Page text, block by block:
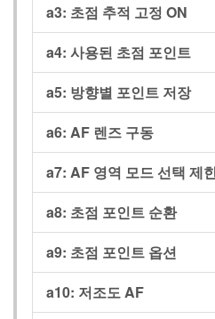
a3: 초점 추적 고정 ON
a4: 사용된 초점 포인트
a5: 방향별 포인트 저장
a6: AF 렌즈 구동
a7: AF 영역 모드 선택 제
a8: 초점 포인트 순환
a9: 초점 포인트 옵션
a10: 저조도 AF